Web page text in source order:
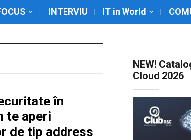
INTERVIU IT in World
în
te aperi
de tip address
NEW!
Cloud 2026